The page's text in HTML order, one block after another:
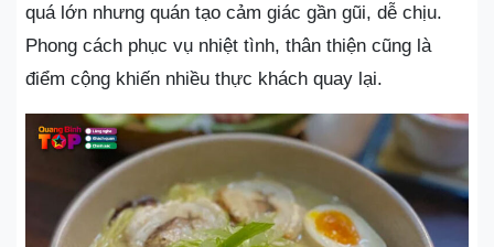
quá lớn nhưng quán tạo cảm giác gần gũi, dễ chịu.
Phong cách phục vụ nhiệt tình, thân thiện cũng là
điểm cộng khiến nhiều thực khách quay lại.